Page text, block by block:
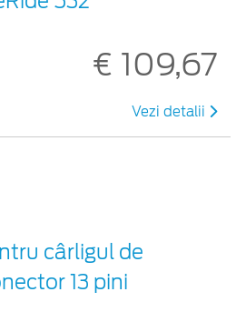
€ 109,67
Vezi detalii
cârligul de
13 pini